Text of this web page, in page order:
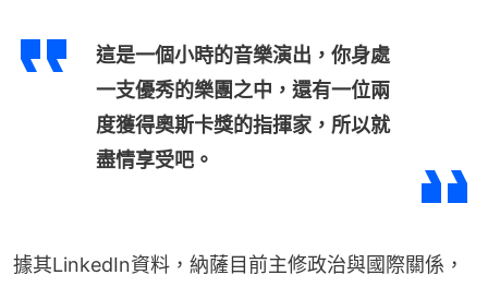
這是一個小時的音樂演出，你身處
一支優秀的樂團之中，還有一位兩
度獲得奧斯卡獎的指揮家，所以就
盡情享受吧。
據其LinkedIn資料，納薩目前主修政治與國際關係，